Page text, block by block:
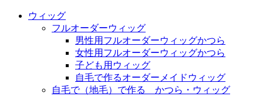
ウィッグ
フルオーダーウィッグ
男性用フルオーダーウィッグかつら
女性用フルオーダーウィッグかつら
子ども用ウィッグ
自毛で作るオーダーメイドウィッグ
自毛で（地毛）で作る かつら・ウィッグ